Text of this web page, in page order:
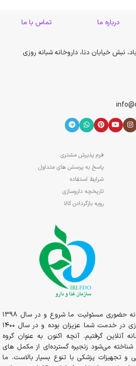
درباره ما تماس با ما
نبش خیابان دنا، داروخانه شبانه روزی
فرم پذیرش مشتری
پاسخ به پرسش های متداول
شرایط استفاده
تاریخچه داروسازی
رویه بازگردادن کالا
از سال 1394در قالب داروخانه حضوری مسئولیت ما شروع و در سال 1398
داروخانه به صورت شبانه روزی در خدمت شما عزیزان بوده و در سال 1400
آنلاین گرفتیم. آنچه اکنون به عنوان گروه
شناخته می‌شود زنجیره گسترده‌ای از مکمل های
و تجهیزات پزشکی با تنوع بسیار بالاست. ما